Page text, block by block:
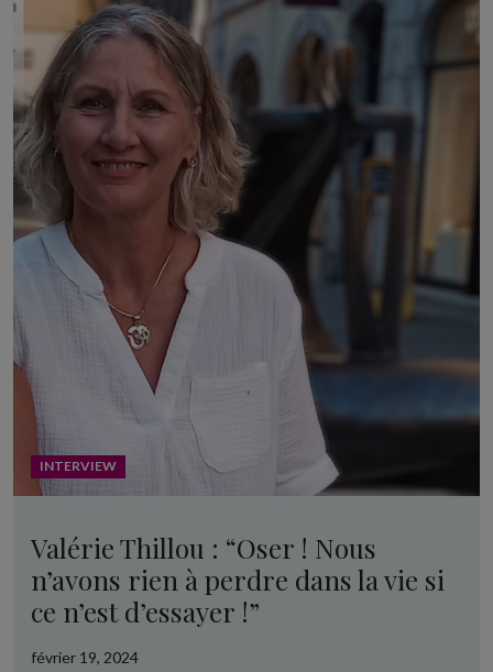
INTERVIEW
Valérie Thillou : “Oser ! Nous
n’avons rien à perdre dans la vie si
ce n’est d’essayer !”
février 19, 2024